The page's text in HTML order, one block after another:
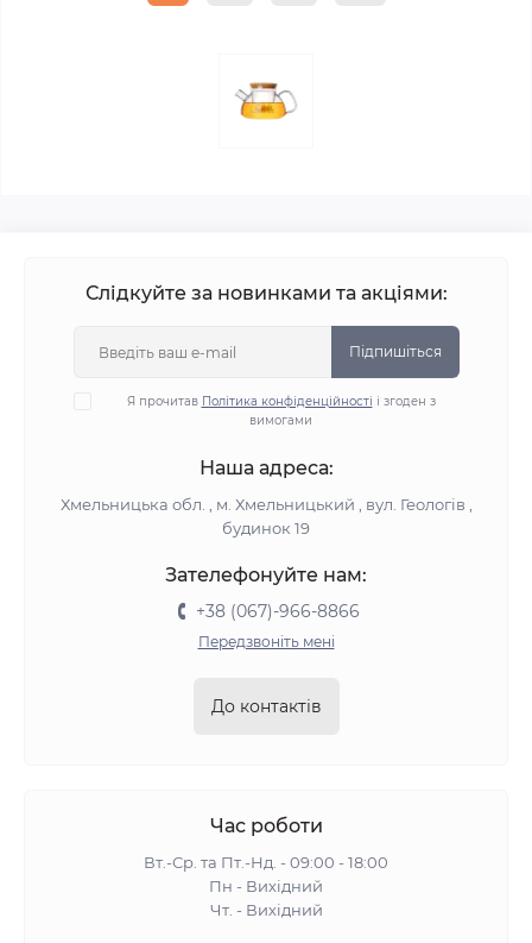
Слідкуйте за новинками та акціями:
Підпишіться
Я прочитав Політика конфіденційності і згоден з
вимогами
Наша адреса:
Хмельницька обл. , м. Хмельницький , вул. Геологів ,
будинок 19
Зателефонуйте нам:
+38 (067)-966-8866
Передзвоніть мені
До контактів
Час роботи
Вт.-Ср. та Пт.-Нд. - 09:00 - 18:00
Пн - Вихідний
Чт. - Вихідний